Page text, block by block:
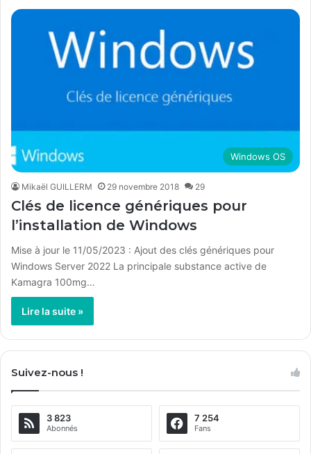
Windows OS
Mikaël GUILLERM 29 novembre 2018 29
Clés de licence génériques pour
l’installation de Windows
Mise à jour le 11/05/2023 : Ajout des clés génériques pour
Windows Server 2022 La principale substance active de
Kamagra 100mg…
Lire la suite »
Suivez-nous !
3 823
Abonnés
7 254
Fans